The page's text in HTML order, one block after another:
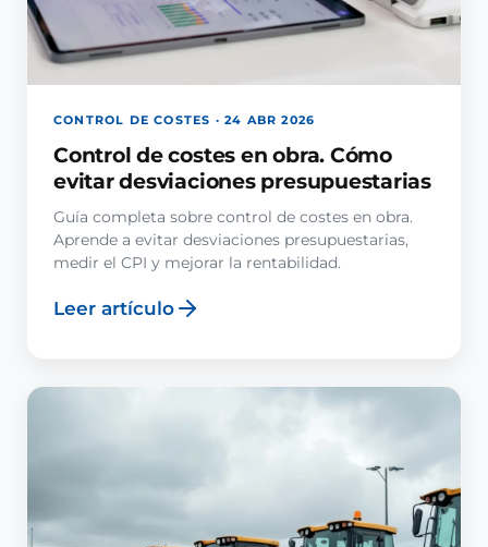
CONTROL DE COSTES · 24 ABR 2026
Control de costes en obra. Cómo
evitar desviaciones presupuestarias
Guía completa sobre control de costes en obra.
Aprende a evitar desviaciones presupuestarias,
medir el CPI y mejorar la rentabilidad.
Leer artículo